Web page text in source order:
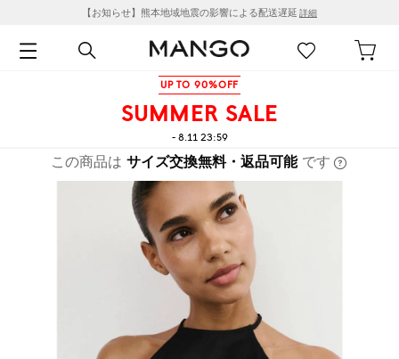
【お知らせ】熊本地域地震の影響による配送遅延 詳細
UP TO 90%OFF
SUMMER SALE
- 8.11 23:59
この商品は サイズ交換無料・返品可能 です